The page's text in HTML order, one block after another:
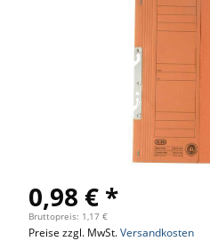
0,98 € *
Bruttopreis: 1,17 €
Preise zzgl. MwSt.Versandkosten